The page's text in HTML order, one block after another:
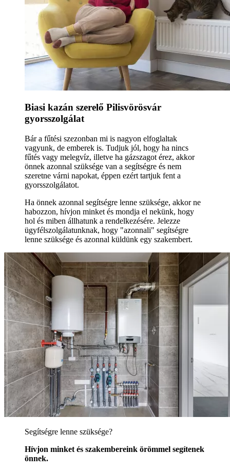
Biasi kazán szerelő Pilisvörösvár
gyorsszolgálat
Bár a fűtési szezonban mi is nagyon elfoglaltak
vagyunk, de emberek is. Tudjuk jól, hogy ha nincs
fűtés vagy melegvíz, illetve ha gázszagot érez, akkor
önnek azonnal szüksége van a segítségre és nem
szeretne várni napokat, éppen ezért tartjuk fent a
gyorsszolgálatot.
Ha önnek azonnal segítségre lenne szüksége, akkor ne
habozzon, hívjon minket és mondja el nekünk, hogy
hol és miben állhatunk a rendelkezésére. Jelezze
ügyfélszolgálatunknak, hogy "azonnali" segítségre
lenne szüksége és azonnal küldünk egy szakembert.
Segítségre lenne szüksége?
Hívjon minket és szakembereink örömmel segítenek
önnek.